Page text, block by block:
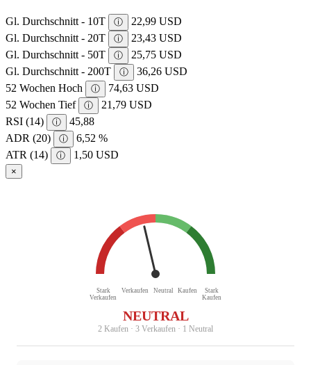
Gl. Durchschnitt - 10T ⓘ
22,99 USD
Gl. Durchschnitt - 20T
ⓘ
23,43 USD
Gl. Durchschnitt - 50T
ⓘ
25,75 USD
Gl. Durchschnitt - 200T
ⓘ
36,26 USD
52 Wochen Hoch
ⓘ
74,63 USD
52 Wochen Tief
ⓘ
21,79 USD
RSI (14)
ⓘ
45,88
ADR (20)
ⓘ
6,52 %
ATR (14)
ⓘ 1,50 USD
×
Stark
Verkaufen
Verkaufen Neutral Kaufen
Stark
Kaufen
NEUTRAL
2 Kaufen · 3 Verkaufen · 1 Neutral